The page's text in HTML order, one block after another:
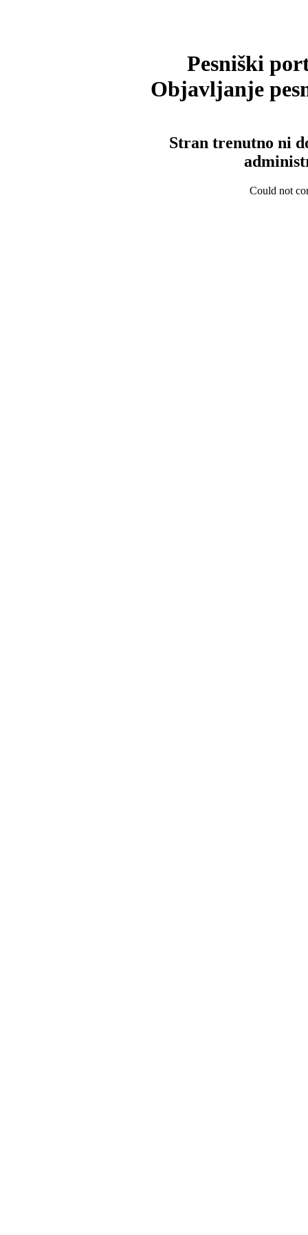
Pesniški
Objavljanje
Stran trenutno ni
Could not